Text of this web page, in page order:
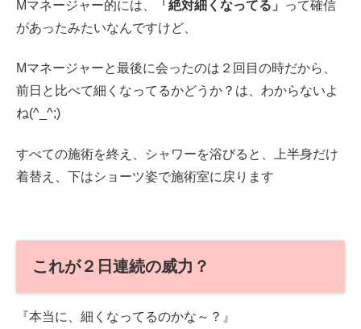
Mマネージャー的には、 「絶対細くなってる」
って確信
があったみたいなんですけど、
Mマネージャーと最後に会ったのは２回目の時だから、
前日と比べて細くなってるかどうか？は、わからないよ
ね(^_^;)
すべての施術を終え、シャワーを浴びると、上半身だけ
着替え、下はショーツ姿で施術室に戻ります
これが２日連続の威力？
『本当に、細くなってるのかな～？』